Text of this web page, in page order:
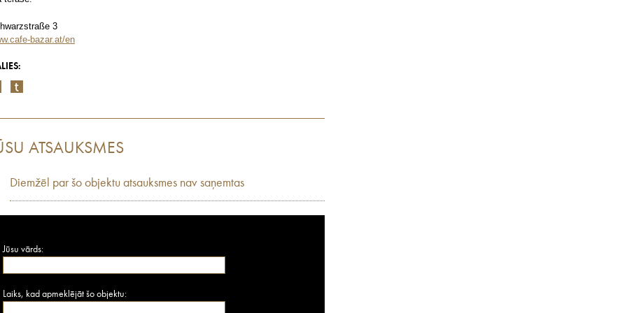
3
bazar.at/en
ATSAUKSMES
Diemžēl par šo objektu atsauksmes nav saņemtas
Jūsu vārds:
Laiks, kad apmeklējāt šo objektu: